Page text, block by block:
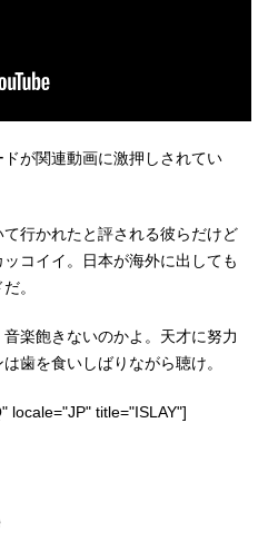
が関連動画に激押しされてい
行かれたと評される彼らだけど
コイイ。日本が海外に出しても
。
楽飽きないのかよ。天才に努力
歯を食いしばりながら聴け。
locale="JP" title="ISLAY"]